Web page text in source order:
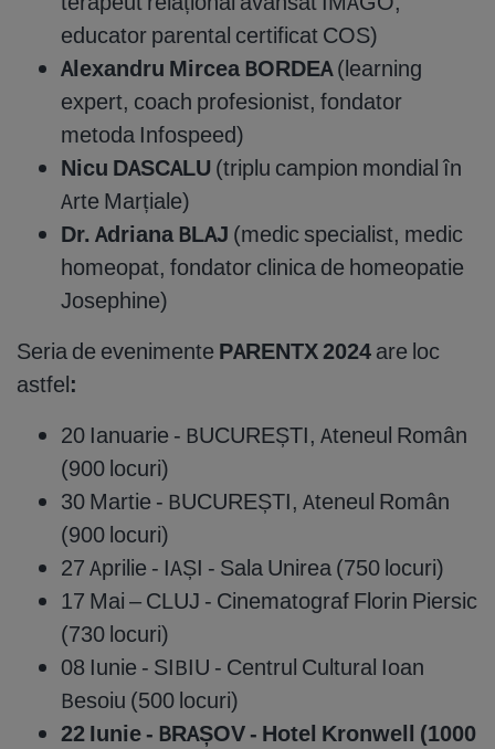
educator parental certificat COS)
Alexandru Mircea BORDEA(learning
expert, coach profesionist, fondator
metoda Infospeed)
Nicu DASCALU (triplu campion mondial în
Arte Marțiale)
Dr. Adriana BLAJ (medic specialist, medic
homeopat, fondator clinica de homeopatie
Josephine)
Seria de evenimente PARENTX 2024 are loc
astfel:
20 Ianuarie - BUCUREȘTI, Ateneul Român
(900 locuri)
30 Martie - BUCUREȘTI, Ateneul Român
(900 locuri)
27 Aprilie - IAȘI - Sala Unirea (750 locuri)
17 Mai – CLUJ - Cinematograf Florin Piersic
(730 locuri)
08 Iunie - SIBIU - Centrul Cultural Ioan
Besoiu (500 locuri)
22 Iunie - BRAȘOV - Hotel Kronwell (1000